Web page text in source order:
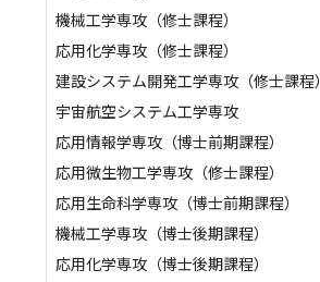
機械工学専攻（修士課程）
応用化学専攻（修士課程）
建設システム開発工学専攻（修士課程）
宇宙航空システム工学専攻
応用情報学専攻（博士前期課程）
応用微生物工学専攻（修士課程）
応用生命科学専攻（博士前期課程）
機械工学専攻（博士後期課程）
応用化学専攻（博士後期課程）